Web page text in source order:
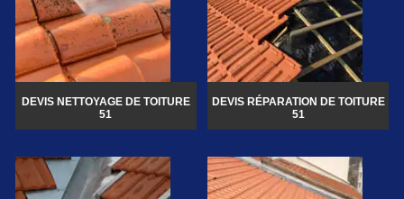
DEVIS NETTOYAGE DE TOITURE
51
DEVIS RÉPARATION DE TOITURE
51